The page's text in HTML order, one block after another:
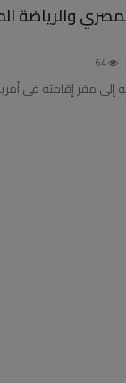
والرياضة
مقر إقامته في